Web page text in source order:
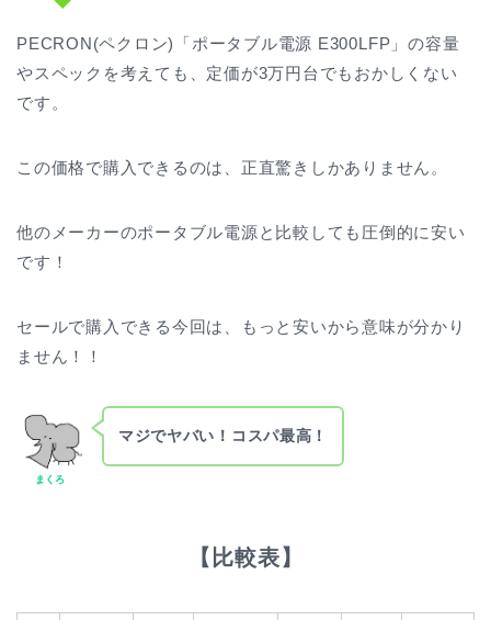
PECRON(ペクロン)「ポータブル電源 E300LFP」の容量
やスペックを考えても、定価が3万円台でもおかしくない
です。
この価格で購入できるのは、正直驚きしかありません。
他のメーカーのポータブル電源と比較しても圧倒的に安い
です！
セールで購入できる今回は、もっと安いから意味が分かり
ません！！
まくろ
マジでヤバい！コスパ最高！
【比較表】